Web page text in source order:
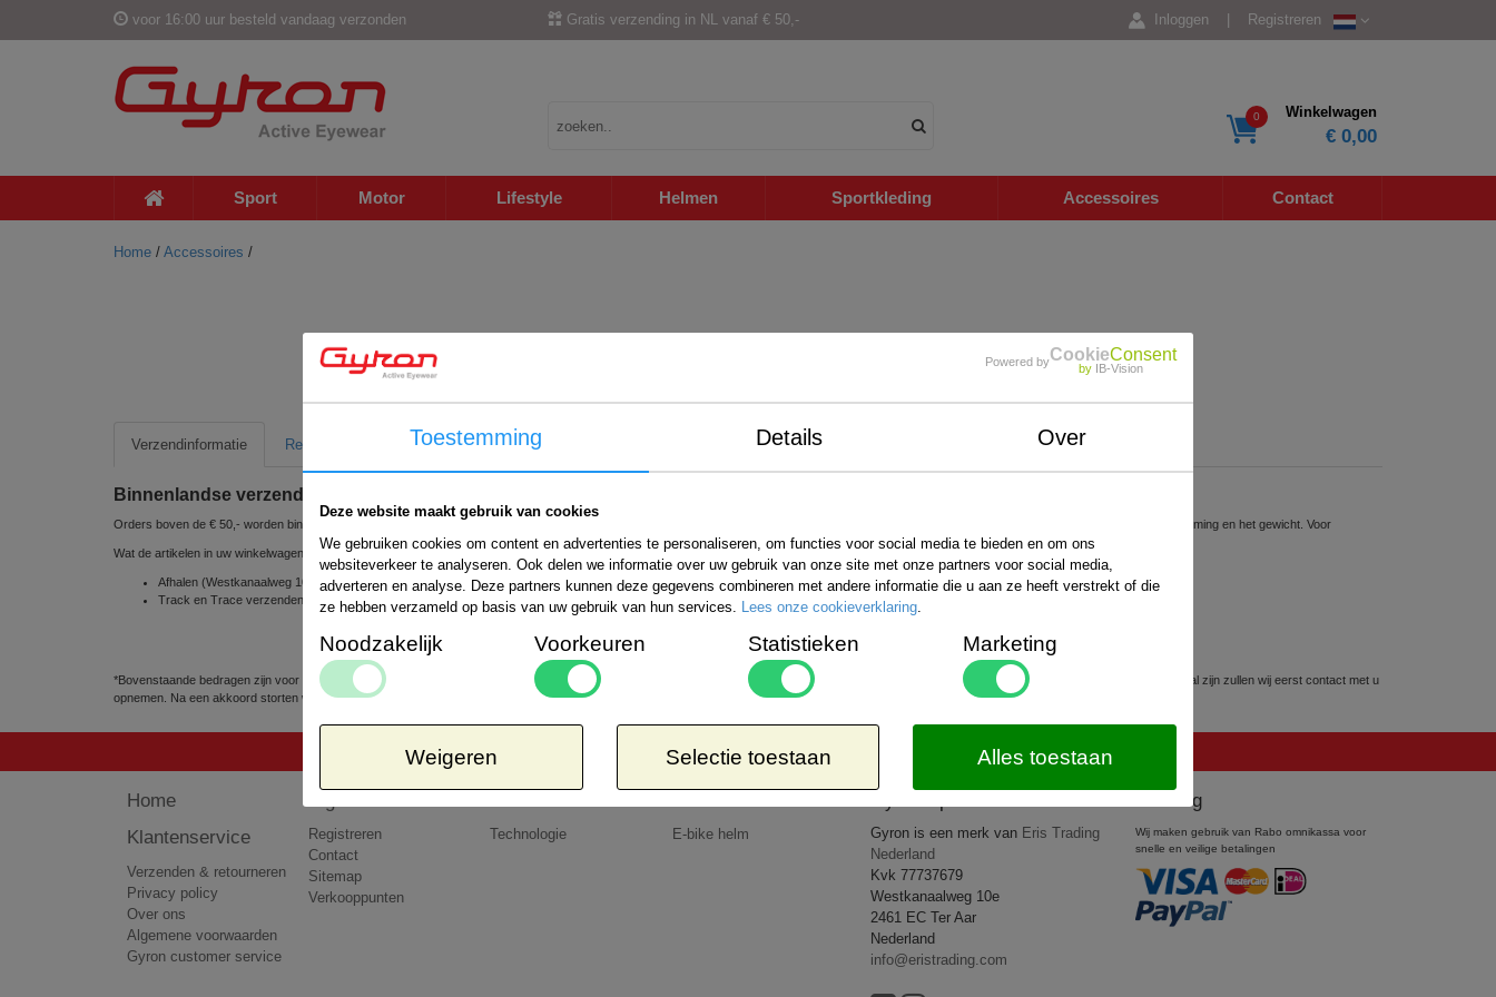
voor 16:00 uur besteld vandaag verzonden Gratis verzending in NL vanaf € 50,- Inloggen Registreren
0 Winkelwagen
€ 0,00
Sport Motor Lifestyle Helmen Sportkleding Accessoires Contact
Home / Accessoires /
Verzendinformatie Retour informatie
Binnenlandse verzending
Orders boven de € 50,- worden binnen Nederland gratis verzonden
Wat de artikelen in uw winkelwagen betreft, kunt u uit de volgende verzendmogelijkheden binnen Nederland kiezen:
Afhalen (Westkanaalweg 10e, 2461 EC Ter Aar, Nederland) => Kosteloos
Track en Trace verzenden via POSTNL 1 á 2 werkdagen => € 8,50*
Bestelling verzenden wij wereldwijd. De kosten hiervoor hangt af van de bestemming en het gewicht. Voor
uitgebreide informatie kunt u kijken op de website vanPostNL
Aangetekend
-EUR 1 => € 21,65*
-EUR 2 => € 26,65*
-WERELD => € 35,95*
*Bovenstaande bedragen zijn voor pakketten tot 5kg. Het kan voorkomen dat de door u bestelde goederen lichter zijn dan 5kg of op een goedkopere wijze verzonden kunnen worden. Mocht dit het geval zijn zullen wij eerst contact met u
opnemen. Na een akkoord storten wij het teveel betaalde bedrag terug op uw rekening.
All rights reserved2026 © www.gyronsport.nl
Home
Klantenservice
Verzenden & retourneren
Privacy policy
Over ons
Algemene voorwaarden
Gyron customer service
Registreren
Contact
Sitemap
Verkooppunten
Technologie E-bike helm Gyron is een merk van Eris Trading
Nederland
Kvk 77737679
Westkanaalweg 10e
2461 EC Ter Aar
Nederland
info@eristrading.com
Betaling
Wij maken gebruik van Rabo omnikassa voor
snelle en veilige betalingen
Powered byCookieConsent
by IB-Vision
Toestemming Details Over
Deze website maakt gebruik van cookies
We gebruiken cookies om content en advertenties te personaliseren, om functies voor social media te bieden en om ons
websiteverkeer te analyseren. Ook delen we informatie over uw gebruik van onze site met onze partners voor social media,
adverteren en analyse. Deze partners kunnen deze gegevens combineren met andere informatie die u aan ze heeft verstrekt of die
ze hebben verzameld op basis van uw gebruik van hun services. Lees onze cookieverklaring.
Noodzakelijk Voorkeuren Statistieken Marketing
Weigeren Selectie toestaan Alles toestaan